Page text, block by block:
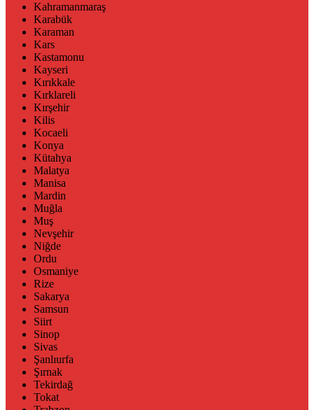
Kahramanmaraş
Karabük
Karaman
Kars
Kastamonu
Kayseri
Kırıkkale
Kırklareli
Kırşehir
Kilis
Kocaeli
Konya
Kütahya
Malatya
Manisa
Mardin
Muğla
Muş
Nevşehir
Niğde
Ordu
Osmaniye
Rize
Sakarya
Samsun
Siirt
Sinop
Sivas
Şanlıurfa
Şırnak
Tekirdağ
Tokat